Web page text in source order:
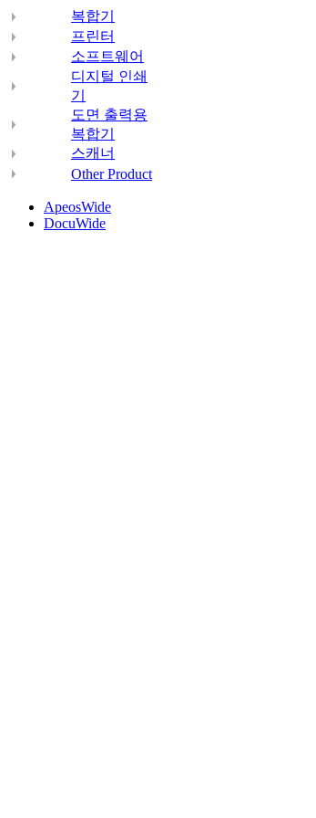
복합기
프린터
소프트웨어
디지털 인쇄
기
도면 출력용
복합기
스캐너
Other Product
ApeosWide
DocuWide